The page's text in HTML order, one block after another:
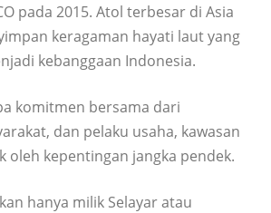
pada 2015. Atol terbesar di Asia
keragaman hayati laut yang
kebanggaan Indonesia.
komitmen bersama dari
dan pelaku usaha, kawasan
oleh kepentingan jangka pendek.
hanya milik Selayar atau